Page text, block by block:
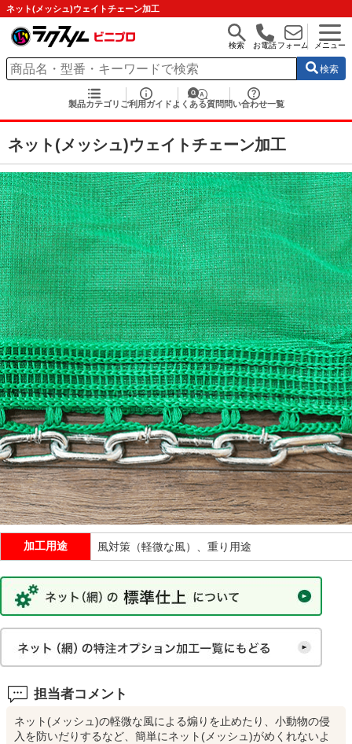
ネット(メッシュ)ウェイトチェーン加工
検索 お電話フォーム メニュー
検索
製品カテゴリ ご利用ガイド よくある質問 問い合わせ一覧
ネット(メッシュ)ウェイトチェーン加工
加工用途 風対策（軽微な風）、重り用途
担当者コメント
ネット(メッシュ)の軽微な風による煽りを止めたり、小動物の侵
入を防いだりするなど、簡単にネット(メッシュ)がめくれないよ